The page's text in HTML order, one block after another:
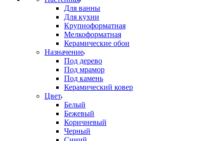
Для ванны
Для кухни
Крупноформатная
Мелкоформатная
Керамические обои
Назначение
Под дерево
Под мрамор
Под камень
Керамический ковер
Цвет
Белый
Бежевый
Коричневый
Черный